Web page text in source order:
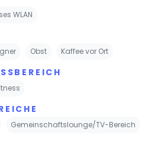
WLAN
Obst Kaffee vor Ort
Gemeinschaftslounge/TV-Bereich